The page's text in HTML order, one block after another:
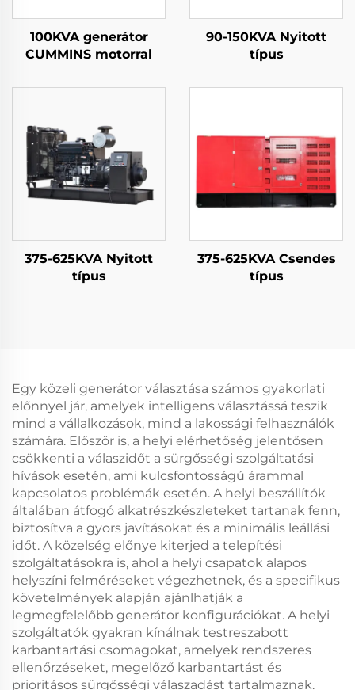
100KVA generátor
CUMMINS motorral
90-150KVA Nyitott
típus
375-625KVA Nyitott
típus
375-625KVA Csendes
típus
Egy közeli generátor választása számos gyakorlati
előnnyel jár, amelyek intelligens választássá teszik
mind a vállalkozások, mind a lakossági felhasználók
számára. Először is, a helyi elérhetőség jelentősen
csökkenti a válaszidőt a sürgősségi szolgáltatási
hívások esetén, ami kulcsfontosságú árammal
kapcsolatos problémák esetén. A helyi beszállítók
általában átfogó alkatrészkészleteket tartanak fenn,
biztosítva a gyors javításokat és a minimális leállási
időt. A közelség előnye kiterjed a telepítési
szolgáltatásokra is, ahol a helyi csapatok alapos
helyszíni felméréseket végezhetnek, és a specifikus
követelmények alapján ajánlhatják a
legmegfelelőbb generátor konfigurációkat. A helyi
szolgáltatók gyakran kínálnak testreszabott
karbantartási csomagokat, amelyek rendszeres
ellenőrzéseket, megelőző karbantartást és
prioritásos sürgősségi válaszadást tartalmaznak.